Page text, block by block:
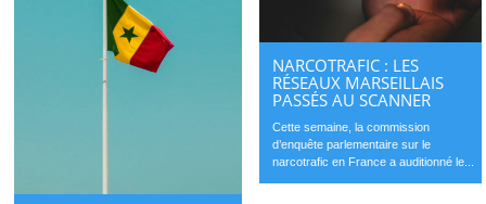
NARCOTRAFIC : LES
RÉSEAUX MARSEILLAIS
PASSÉS AU SCANNER
Cette semaine, la commission
d’enquête parlementaire sur le
narcotrafic en France a auditionné le...